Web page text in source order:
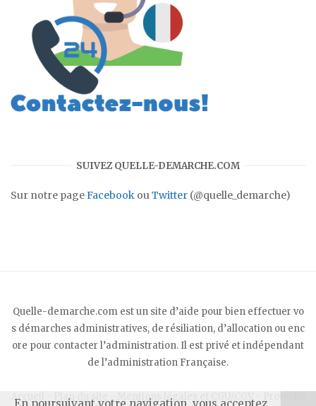
SUIVEZ QUELLE-DEMARCHE.COM
Sur notre pageFacebook ouTwitter (@quelle_demarche)
Quelle-demarche.com est un site d’aide pour bien effectuer vo
s démarches administratives, de résiliation, d’allocation ou enc
ore pour contacter l’administration. Il est privé et indépendant
de l’administration Française.
Accueil Plan du site - Mentions légales et CGU/CGV